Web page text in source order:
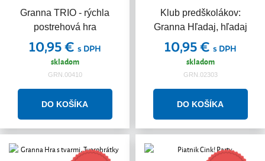
Granna TRIO - rýchla
postrehová hra
10,95 € s DPH
skladom
GRN.00410
Klub predškolákov:
Granna Hľadaj, hľadaj
10,95 € s DPH
skladom
GRN.02303